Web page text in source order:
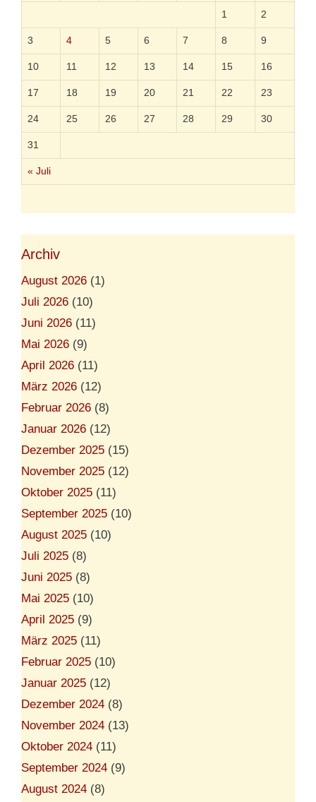
« Juli
1 2
3 4 5 6 7 8 9
10 11 12 13 14 15 16
17 18 19 20 21 22 23
24 25 26 27 28 29 30
31
Archiv
August 2026 (1)
Juli 2026 (10)
Juni 2026 (11)
Mai 2026 (9)
April 2026 (11)
März 2026 (12)
Februar 2026 (8)
Januar 2026 (12)
Dezember 2025 (15)
November 2025 (12)
Oktober 2025 (11)
September 2025 (10)
August 2025 (10)
Juli 2025 (8)
Juni 2025 (8)
Mai 2025 (10)
April 2025 (9)
März 2025 (11)
Februar 2025 (10)
Januar 2025 (12)
Dezember 2024 (8)
November 2024 (13)
Oktober 2024 (11)
September 2024 (9)
August 2024 (8)